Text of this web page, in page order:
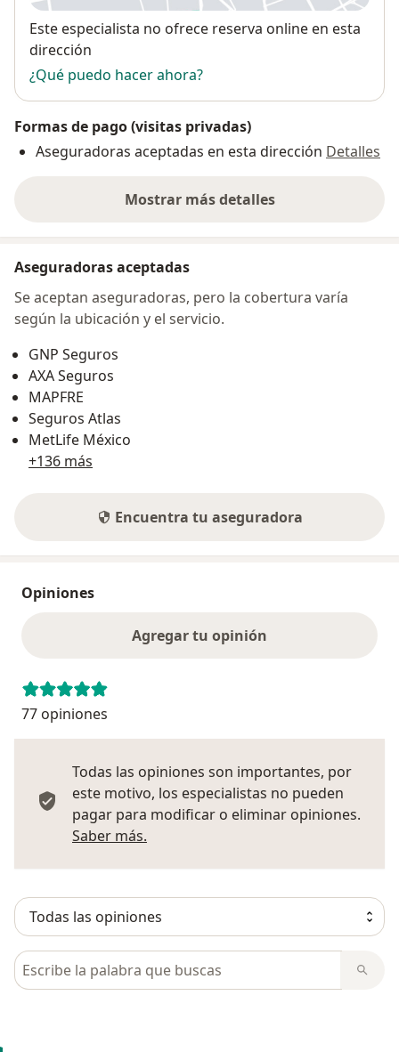
Disponibilidad
Este especialista no ofrece reserva online en esta
dirección
¿Qué puedo hacer ahora?
Formas de pago (visitas privadas)
Aseguradoras aceptadas en esta dirección Detalles
Mostrar más detalles
sobre la dirección
Aseguradoras aceptadas
Se aceptan aseguradoras, pero la cobertura varía
según la ubicación y el servicio.
GNP Seguros
AXA Seguros
MAPFRE
Seguros Atlas
MetLife México
+136 más
Encuentra tu aseguradora
Opiniones
Agregar tu opinión
77 opiniones
Todas las opiniones son importantes, por
este motivo, los especialistas no pueden
pagar para modificar o eliminar opiniones.
Saber más.
Busca en opiniones